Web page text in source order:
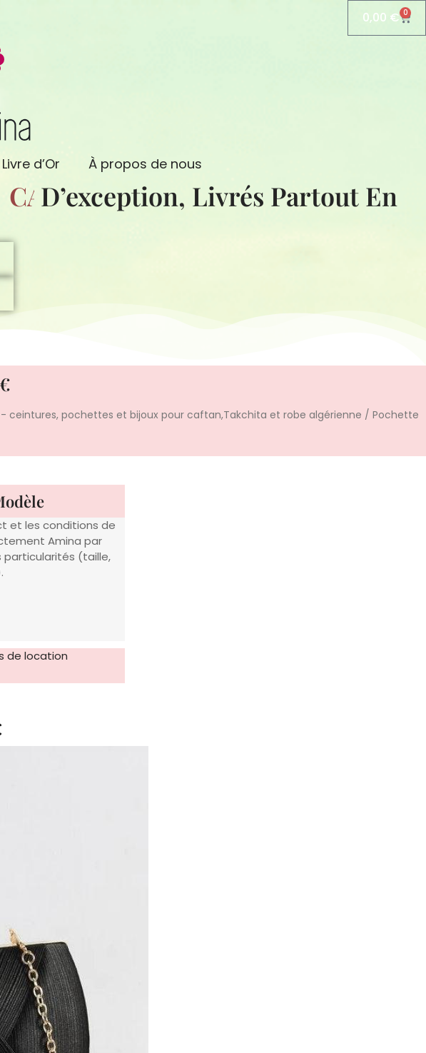
0,00 € 0
Livre d’Or À propos de nous
CAFTANS
D’exception, Livrés Partout En
ceintures, pochettes et bijoux pour caftan,Takchita et robe algérienne / Pochette
et les conditions de
Amina par
(taille,
de location